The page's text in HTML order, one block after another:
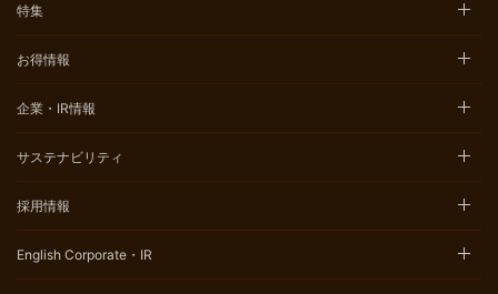
特集
お得情報
企業・IR情報
サステナビリティ
採用情報
English Corporate・IR